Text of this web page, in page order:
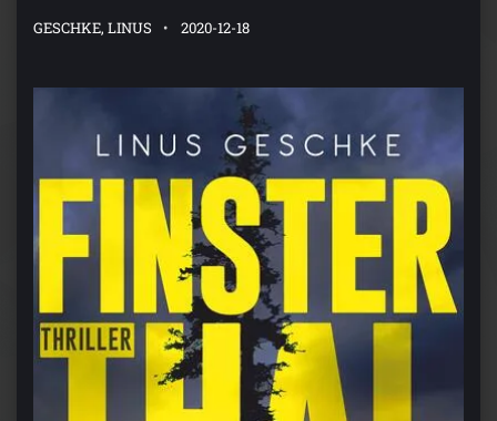
GESCHKE, LINUS 2020-12-18